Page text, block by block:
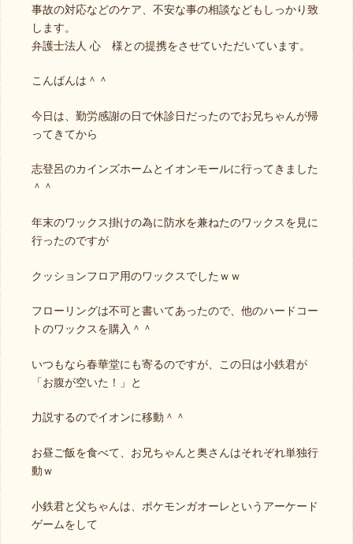
事故の対応などのケア、不安な事の相談などもしっかり致
します。
弁護士法人 心 様との提携をさせていただいています。
こんばんは＾＾
今日は、勤労感謝の日で休診日だったのでお兄ちゃんが帰
ってきてから
志登呂のカインズホームとイオンモールに行ってきました
＾＾
年末のワックス掛けの為に防水を兼ねたのワックスを見に
行ったのですが
クッションフロア用のワックスでしたｗｗ
フローリングは不可と書いてあったので、他のハードコー
トのワックスを購入＾＾
いつもなら春華堂にも寄るのですが、この日は小鉄君が
「お腹が空いた！」と
力説するのでイオンに移動＾＾
お昼ご飯を食べて、お兄ちゃんと奥さんはそれぞれ単独行
動ｗ
小鉄君と父ちゃんは、ポケモンガオーレというアーケード
ゲームをして